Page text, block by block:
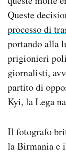
Area
Newsletter
Notifiche
Regala il Post
Esci
Queste
processo di
portando alla
prigionieri
giornalisti,
partito di
Kyi, la Lega
Il fotografo
la Birmania e